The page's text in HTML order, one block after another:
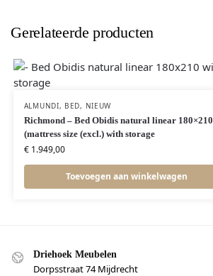
Gerelateerde producten
ALMUNDI, BED, NIEUW
Richmond – Bed Obidis natural linear 180×210
(mattress size (excl.) with storage
€1.949,00
Toevoegen aan winkelwagen
Driehoek Meubelen
Dorpsstraat 74 Mijdrecht